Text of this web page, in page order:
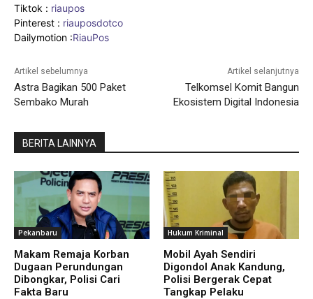
Tiktok : riaupos
Pinterest : riauposdotco
Dailymotion :RiauPos
Artikel sebelumnya
Astra Bagikan 500 Paket
Sembako Murah
Artikel selanjutnya
Telkomsel Komit Bangun
Ekosistem Digital Indonesia
BERITA LAINNYA
Pekanbaru
Makam Remaja Korban
Dugaan Perundungan
Dibongkar, Polisi Cari
Fakta Baru
Hukum Kriminal
Mobil Ayah Sendiri
Digondol Anak Kandung,
Polisi Bergerak Cepat
Tangkap Pelaku